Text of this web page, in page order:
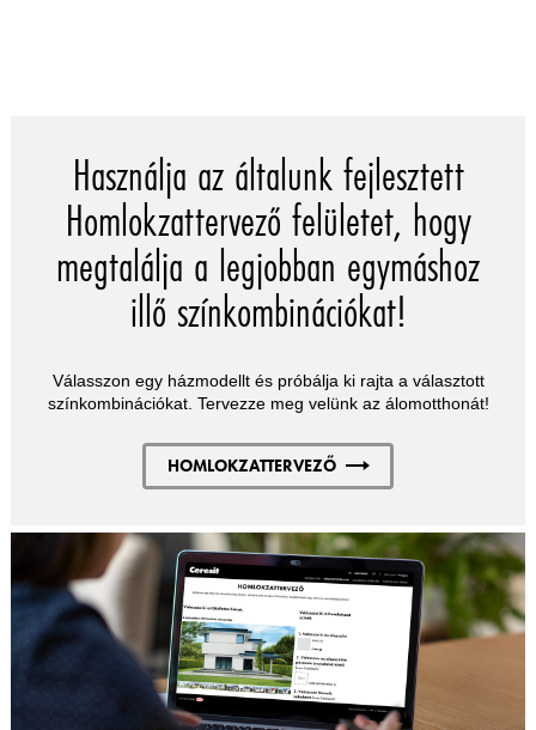
Használja az általunk fejlesztett
Homlokzattervező felületet, hogy
megtalálja a legjobban egymáshoz
illő színkombinációkat!
Válasszon egy házmodellt és próbálja ki rajta a választott
színkombinációkat. Tervezze meg velünk az álomotthonát!
HOMLOKZATTERVEZŐ